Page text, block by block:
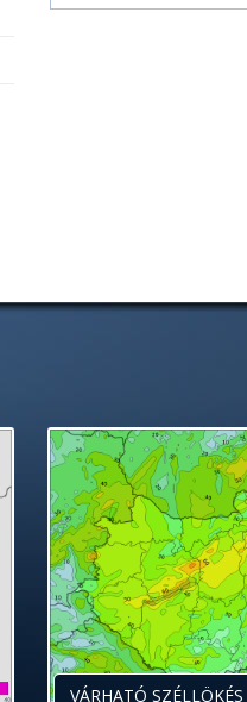
VÁRHATÓ SZÉLLÖKÉS